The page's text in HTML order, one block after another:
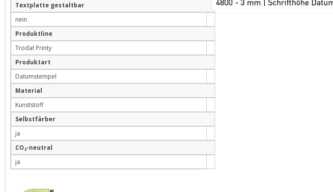
Textplatte gestaltbar
nein
Produktline
Trodat Printy
Produktart
Datumstempel
Material
Kunststoff
Selbstfärber
ja
CO2-neutral
ja